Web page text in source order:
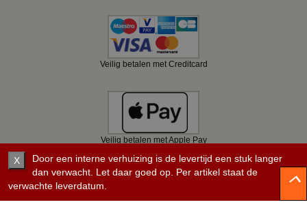
Veilig betalen met Creditcard
Veilig betalen met Apple Pay
X
Door een interne verhuizing is de levertijd een stuk langer
dan verwacht. Let daar goed op. Per artikel staat de
verwachte leverdatum.